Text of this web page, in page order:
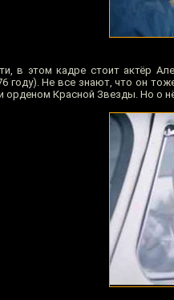
в этом кадре стоит актёр
году). Не все знают, что он
орденом Красной Звезды. Но о